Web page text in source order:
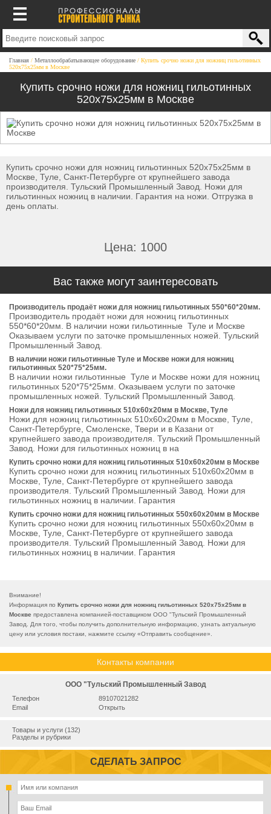
Главная Металлообрабатывающее оборудование
Купить срочно ножи для ножниц гильотинных
520х75х25мм в Москве
Купить срочно ножи для ножниц гильотинных
520х75х25мм в Москве
Купить срочно ножи для ножниц гильотинных 520х75х25мм в
Москве, Туле, Санкт-Петербурге от крупнейшего завода
производителя. Тульский Промышленный Завод. Ножи для
гильотинных ножниц в наличии. Гарантия на ножи. Отгрузка в
день оплаты.
Цена: 1000
Вас также могут заинтересовать
Производитель продаёт ножи для ножниц гильотинных 550*60*20мм.
Производитель продаёт ножи для ножниц гильотинных
550*60*20мм. В наличии ножи гильотинные Туле и Москве
Оказываем услуги по заточке промышленных ножей. Тульский
Промышленный Завод.
В наличии ножи гильотинные Туле и Москве ножи для ножниц
гильотинных 520*75*25мм.
В наличии ножи гильотинные Туле и Москве ножи для ножниц
гильотинных 520*75*25мм. Оказываем услуги по заточке
промышленных ножей. Тульский Промышленный Завод.
Ножи для ножниц гильотинных 510х60х20мм в Москве, Туле
Ножи для ножниц гильотинных 510х60х20мм в Москве, Туле,
Санкт-Петербурге, Смоленске, Твери и в Казани от
крупнейшего завода производителя. Тульский Промышленный
Завод. Ножи для гильотинных ножниц в на
Купить срочно ножи для ножниц гильотинных 510х60х20мм в Москве
Купить срочно ножи для ножниц гильотинных 510х60х20мм в
Москве, Туле, Санкт-Петербурге от крупнейшего завода
производителя. Тульский Промышленный Завод. Ножи для
гильотинных ножниц в наличии. Гарантия
Купить срочно ножи для ножниц гильотинных 550х60х20мм в Москве
Купить срочно ножи для ножниц гильотинных 550х60х20мм в
Москве, Туле, Санкт-Петербурге от крупнейшего завода
производителя. Тульский Промышленный Завод. Ножи для
гильотинных ножниц в наличии. Гарантия
Внимание!
Информация по Купить срочно ножи для ножниц гильотинных 520х75х25мм в
Москве предоставлена компанией-поставщиком ООО "Тульский Промышленный
Завод. Для того, чтобы получить дополнительную информацию, узнать актуальную
цену или условия постаки, нажмите ссылку «Отправить сообщение».
Контакты компании
ООО "Тульский Промышленный Завод
Телефон
89107021282
Email
Открыть
Товары и услуги (132)
Разделы и рубрики
СДЕЛАТЬ ЗАПРОС